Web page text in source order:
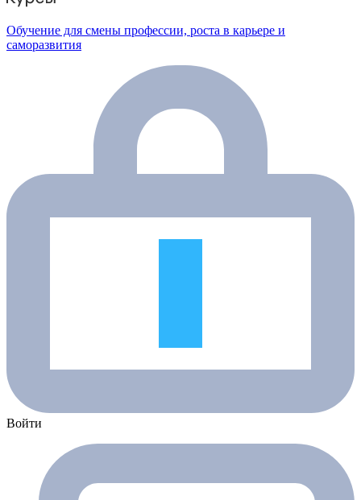
Обучение для смены профессии, роста в карьере и
саморазвития
Войти